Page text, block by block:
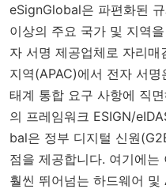
eSignGlobal은 파편화된
이상의 주요 국가 및 지역
자 서명 제공업체로 자리
지역(APAC)에서 전자 서
태계 통합 요구 사항에 직
의 프레임워크 ESIGN/
bal은 정부 디지털 신원
점을 제공합니다. 여기에
훨씬 뛰어넘는 하드웨어